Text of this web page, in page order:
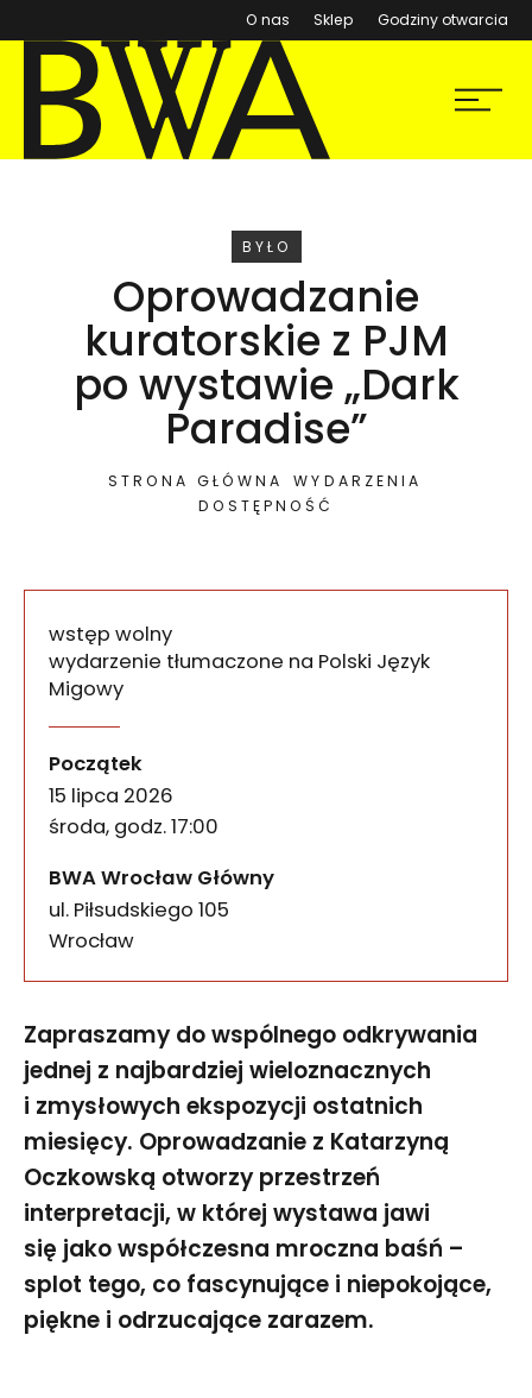
O nas Sklep (otwiera się w nowym
Godziny otwarcia
BWA Wrocław
Galerie Sztuki Współczesnej
Menu
WYDARZENIE
BYŁO
Oprowadzanie
kuratorskie z PJM
po wystawie „Dark
Paradise”
STRONA GŁÓWNA
WYDARZENIA
DOSTĘPNOŚĆ
wstęp wolny
wydarzenie tłumaczone na Polski Język
Migowy
Zapraszamy do wspólnego odkrywania jednej z
Początek
15 lipca 2026
środa, godz. 17:00
BWA Wrocław Główny
ul. Piłsudskiego 105
50-085
Wrocław
Zapraszamy do wspólnego odkrywania
jednej z najbardziej wieloznacznych
i zmysłowych ekspozycji ostatnich
miesięcy. Oprowadzanie z Katarzyną
Oczkowską otworzy przestrzeń
interpretacji, w której wystawa jawi
się jako współczesna mroczna baśń –
splot tego, co fascynujące i niepokojące,
piękne i odrzucające zarazem.